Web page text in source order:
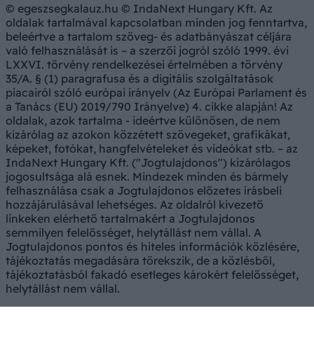
© egeszsegkalauz.hu © IndaNext Hungary Kft. Az
oldalak tartalmával kapcsolatban minden jog fenntartva,
beleértve a tartalom szöveg- és adatbányászat céljára
való felhasználását is – a szerzői jogról szóló 1999. évi
LXXVI. törvény rendelkezései értelmében a törvény
35/A. § (1) paragrafusa és a digitális szolgáltatások
piacairól szóló európai irányelv (Az Európai Parlament és
a Tanács (EU) 2019/790 Irányelve) 4. cikke alapján! Az
oldalak, azok tartalma - ideértve különösen, de nem
kizárólag az azokon közzétett szövegeket, grafikákat,
képeket, fotókat, hangfelvételeket és videókat stb. – az
IndaNext Hungary Kft. ("Jogtulajdonos") kizárólagos
jogosultsága alá esnek. Mindezek minden és bármely
felhasználása csak a Jogtulajdonos előzetes írásbeli
hozzájárulásával lehetséges. Az oldalról kivezető
linkeken elérhető tartalmakért a Jogtulajdonos
semmilyen felelősséget, helytállást nem vállal. A
Jogtulajdonos pontos és hiteles információk közlésére,
tájékoztatás megadására törekszik, de a közlésből,
tájékoztatásból fakadó esetleges károkért felelősséget,
helytállást nem vállal.